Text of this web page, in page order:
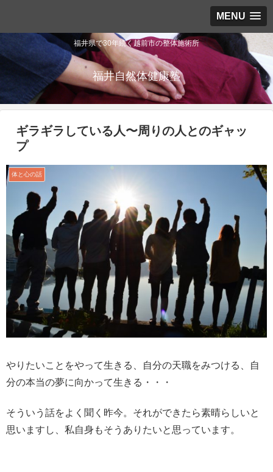
MENU
福井県で30年続く越前市の整体施術所
福井自然体健康塾
ギラギラしている人〜周りの人とのギャッ
プ
体と心の話
やりたいことをやって生きる、自分の天職をみつける、自
分の本当の夢に向かって生きる・・・
そういう話をよく聞く昨今。それができたら素晴らしいと
思いますし、私自身もそうありたいと思っています。